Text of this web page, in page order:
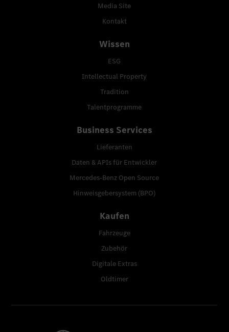
Media Site
Kontakt
Wissen
ESG
Intellectual Property
Tradition
Talentprogramme
Business Services
Lieferanten
Daten & APIs für Entwickler
Mercedes-Benz Open Source
Hinweisgebersystem (BPO)
Kaufen
Fahrzeuge
Zubehör
Digitale Extras
Oldtimer